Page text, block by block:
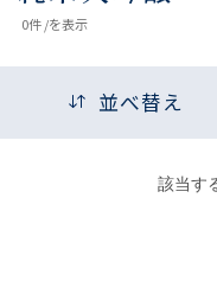
0件 /を表示
並べ替え
該当す